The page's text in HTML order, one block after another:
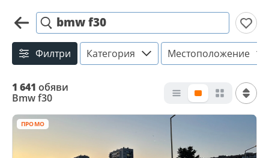
bmw f30
Филтри Категория Местоположение
1 641 обяви
Bmw f30
ПРОМО